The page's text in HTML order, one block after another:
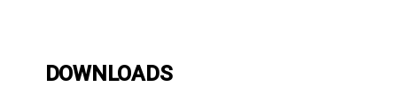
DOWNLOADS